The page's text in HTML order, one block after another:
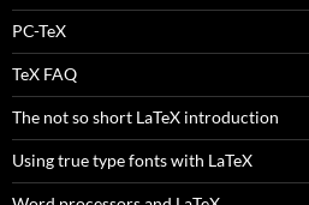
PC-TeX
TeX FAQ
The not so short LaTeX introduction
Using true type fonts with LaTeX